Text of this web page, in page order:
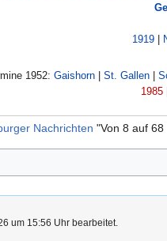
1919 |
1952: Gaishorn| St. Gallen|
1985|
Nachrichten "Von 8 auf
um 15:56 Uhr bearbeitet.